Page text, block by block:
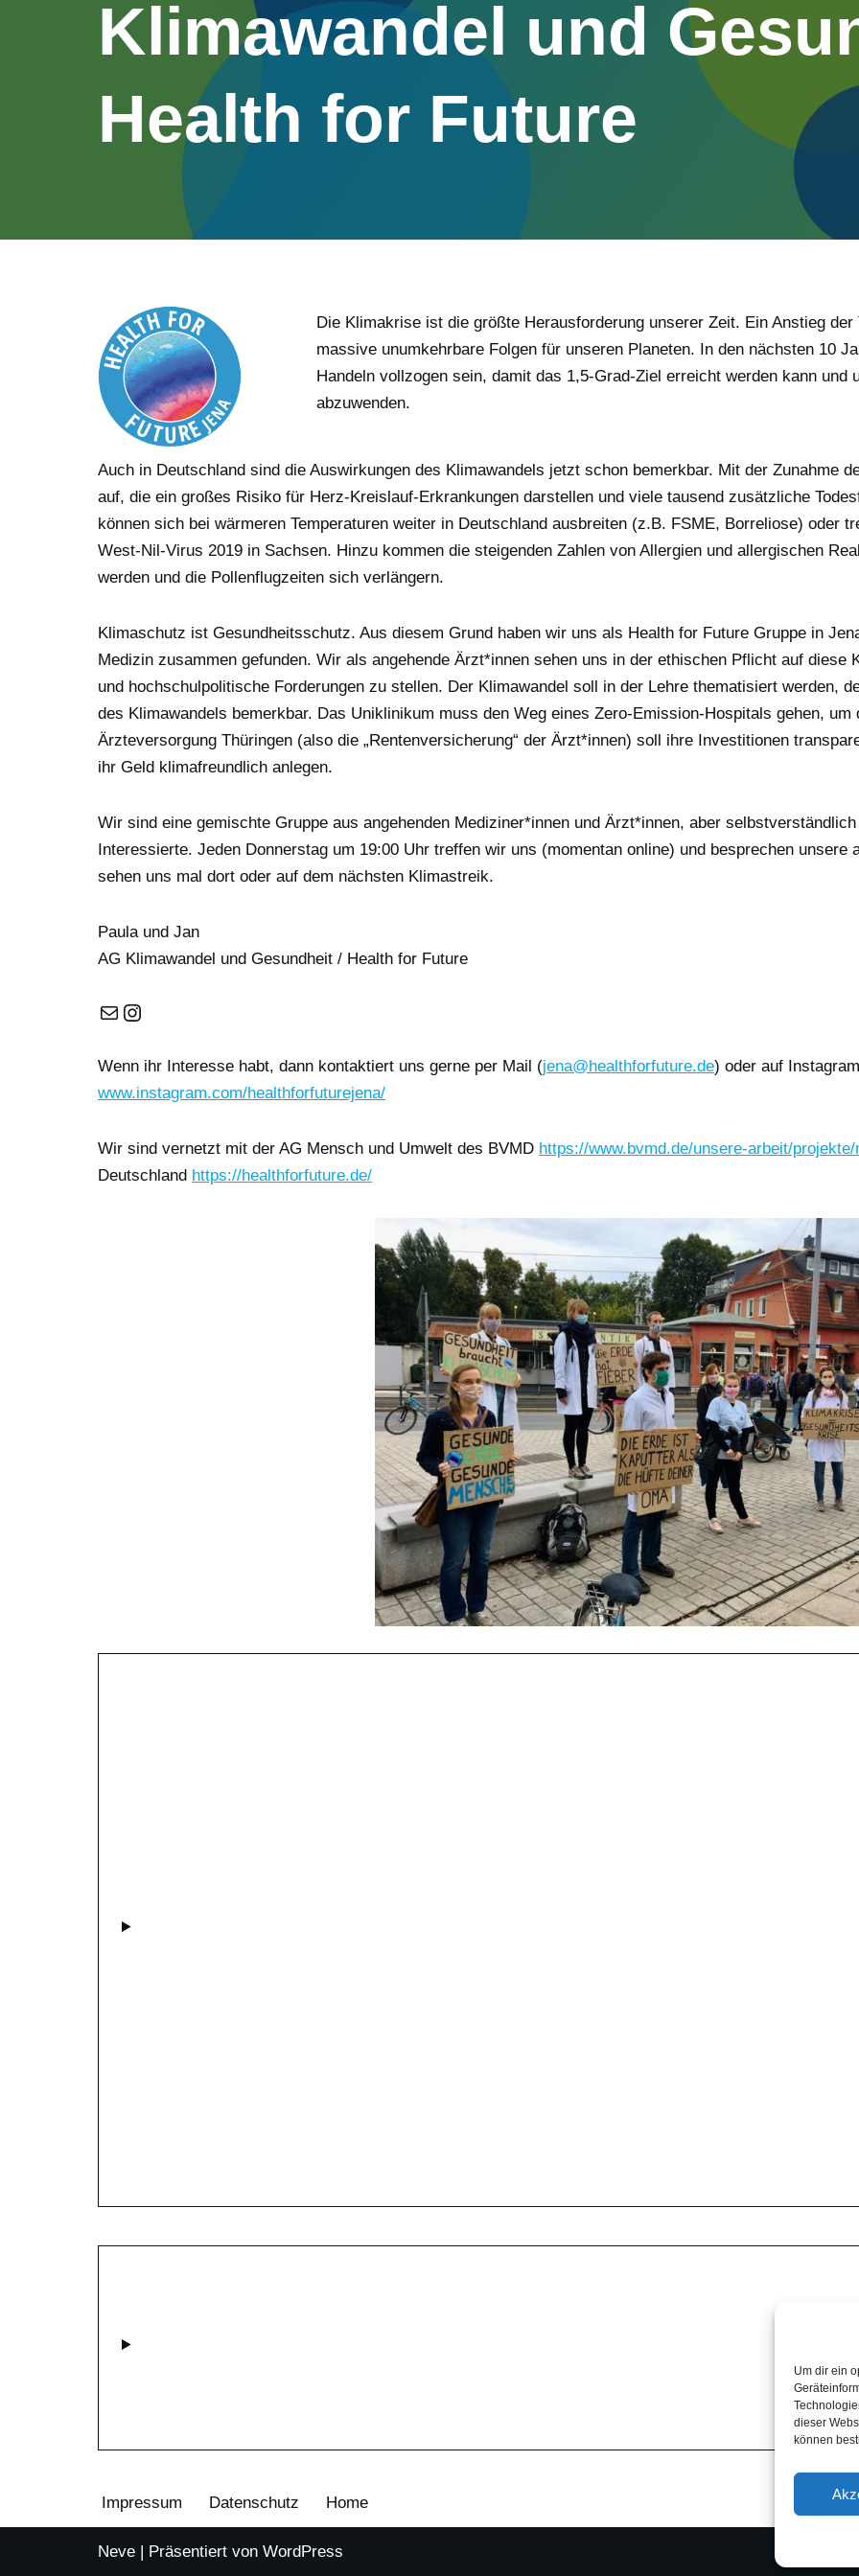
Um dir ein
dieser
können
Klimawandel und
Health for Future
Die Klimakrise ist die größte Herausforderung unserer Zeit. Ein Anstieg
massive unumkehrbare Folgen für unseren Planeten. In den nächsten 10
Handeln vollzogen sein, damit das 1,5-Grad-Ziel erreicht werden kann und
abzuwenden.
Auch in Deutschland sind die Auswirkungen des Klimawandels jetzt schon bemerkbar. Mit der Zunahme
auf, die ein großes Risiko für Herz-Kreislauf-Erkrankungen darstellen und viele tausend zusätzliche
können sich bei wärmeren Temperaturen weiter in Deutschland ausbreiten (z.B. FSME, Borreliose) oder
West-Nil-Virus 2019 in Sachsen. Hinzu kommen die steigenden Zahlen von Allergien und allergischen
werden und die Pollenflugzeiten sich verlängern.
Klimaschutz ist Gesundheitsschutz. Aus diesem Grund haben wir uns als Health for Future Gruppe in
Medizin zusammen gefunden. Wir als angehende Ärzt*innen sehen uns in der ethischen Pflicht auf
und hochschulpolitische Forderungen zu stellen. Der Klimawandel soll in der Lehre thematisiert werden,
des Klimawandels bemerkbar. Das Uniklinikum muss den Weg eines Zero-Emission-Hospitals gehen,
Ärzteversorgung Thüringen (also die „Rentenversicherung“ der Ärzt*innen) soll ihre Investitionen
ihr Geld klimafreundlich anlegen.
Wir sind eine gemischte Gruppe aus angehenden Mediziner*innen und Ärzt*innen, aber
Interessierte. Jeden Donnerstag um 19:00 Uhr treffen wir uns (momentan online) und besprechen
sehen uns mal dort oder auf dem nächsten Klimastreik.
Paula und Jan
AG Klimawandel und Gesundheit / Health for Future
Wenn ihr Interesse habt, dann kontaktiert uns gerne per Mail (jena@healthforfuture.de) oder auf
www.instagram.com/healthforfuturejena/
Wir sind vernetzt mit der AG Mensch und Umwelt des BVMD https://www.bvmd.de/unsere-arbeit/
Deutschland https://healthforfuture.de/
Impressum Datenschutz Home
Neve | Präsentiert von WordPress